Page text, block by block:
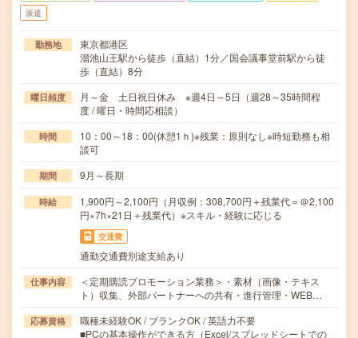
派遣
勤務地
東京都港区
溜池山王駅から徒歩（直結）1分／国会議事堂前駅から徒
歩（直結）8分
曜日頻度
月～金 土日祝日休み ※週4日～5日（週28～35時間程
度 / 曜日・時間応相談）
時間
10：00～18：00(休憩1ｈ)※残業：原則なし※時短勤務も相
談可
期間 9月～長期
時給
1,900円～2,100円（月収例：308,700円＋残業代＝＠2,100
円×7h×21日＋残業代）※スキル・経験に応じる
交通費
通勤交通費別途支給あり
仕事内容
＜定期購読プロモーション業務＞・素材（画像・テキス
ト）収集、外部パートナーへの共有・進行管理・WEB…
応募資格
職種未経験OK / ブランクOK / 英語力不要
■PCの基本操作ができる方（Excel/スプレッドシートでの